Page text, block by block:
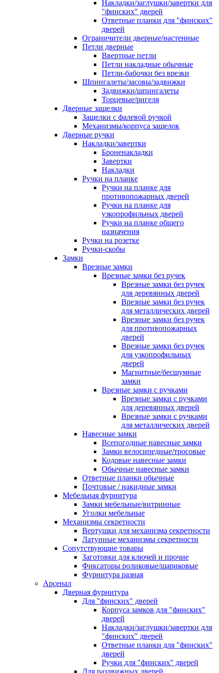
Накладки/заглушки/завертки для
"финских" дверей
Ответные планки для "финских"
дверей
Ограничители дверные/настенные
Петли дверные
Ввертные петли
Петли накладные обычные
Петли-бабочки без врезки
Шпингалеты/засовы/задвижки
Задвижки/шпингалеты
Торцевые/ригеля
Дверные защелки
Защелки с фалевой ручкой
Механизмы/корпуса защелок
Дверные ручки
Накладки/завертки
Броненакладки
Завертки
Накладки
Ручки на планке
Ручки на планке для
противопожарных дверей
Ручки на планке для
узкопрофильных дверей
Ручки на планке общего
назначения
Ручки на розетке
Ручки-скобы
Замки
Врезные замки
Врезные замки без ручек
Врезные замки без ручек
для деревянных дверей
Врезные замки без ручек
для металлических дверей
Врезные замки без ручек
для противопожарных
дверей
Врезные замки без ручек
для узкопрофильных
дверей
Магнитные/бесшумные
замки
Врезные замки с ручками
Врезные замки с ручками
для деревянных дверей
Врезные замки с ручками
для металлических дверей
Навесные замки
Всепогодные навесные замки
Замки велосипедные/тросовые
Кодовые навесные замки
Обычные навесные замки
Ответные планки обычные
Почтовые / накидные замки
Мебельная фурнитура
Замки мебельные/витринные
Уголки мебельные
Механизмы секретности
Вертушки для механизма секретности
Латунные механизмы секретности
Сопутствующие товары
Заготовки для ключей и прочие
Фиксаторы роликовые/шариковые
Фурнитура разная
Арсенал
Дверная фурнитура
Для "финских" дверей
Корпуса замков для "финских"
дверей
Накладки/заглушки/завертки для
"финских" дверей
Ответные планки для "финских"
дверей
Ручки для "финских" дверей